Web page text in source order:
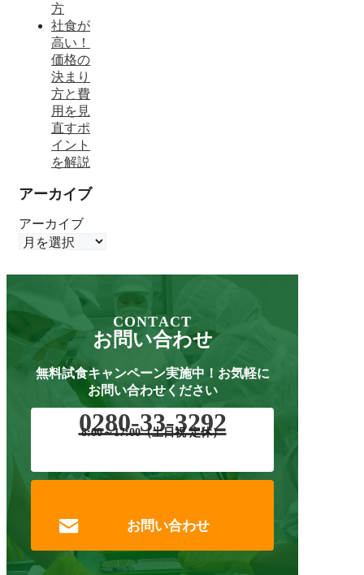
方
社食が
高い！
価格の
決まり
方と費
用を見
直すポ
イント
を解説
アーカイブ
アーカイブ
CONTACT
お問い合わせ
無料試食キャンペーン実施中！ お気軽に
お問い合わせください
0280-33-3292
8:00～17:00（土日祝 定休）
お問い合わせ